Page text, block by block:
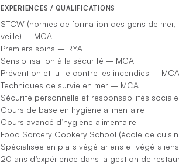
EXPERIENCES / QUALIFICATIONS
STCW (normes de formation des gens de
veille) – MCA
Premiers soins – RYA
Sensibilisation à la sécurité – MCA
Prévention et lutte contre les incendies – MCA
Techniques de survie en mer – MCA
Sécurité personnelle et responsabilités
Cours de base en hygiène alimentaire
Cours avancé d’hygiène alimentaire
Food Sorcery Cookery School (école de
Spécialisée en plats végétariens et végétaliens
20 ans d’expérience dans la gestion de